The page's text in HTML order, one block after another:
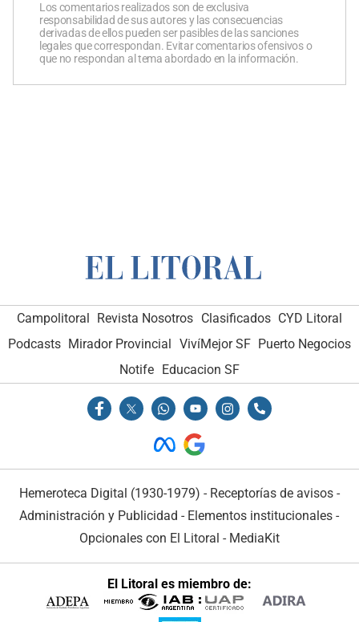
Los comentarios realizados son de exclusiva
responsabilidad de sus autores y las consecuencias
derivadas de ellos pueden ser pasibles de las sanciones
legales que correspondan. Evitar comentarios ofensivos o
que no respondan al tema abordado en la información.
Campolitoral Revista Nosotros Clasificados CYD Litoral
Podcasts Mirador Provincial VivíMejor SF Puerto Negocios
Notife Educacion SF
Hemeroteca Digital (1930-1979) - Receptorías de avisos -
Administración y Publicidad - Elementos institucionales -
Opcionales con El Litoral - MediaKit
El Litoral es miembro de: